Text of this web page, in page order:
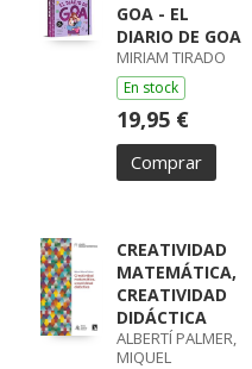
GOA - EL
DIARIO DE GOA
MIRIAM TIRADO
En stock
19,95 €
Comprar
CREATIVIDAD
MATEMÁTICA,
CREATIVIDAD
DIDÁCTICA
ALBERTÍ PALMER,
MIQUEL